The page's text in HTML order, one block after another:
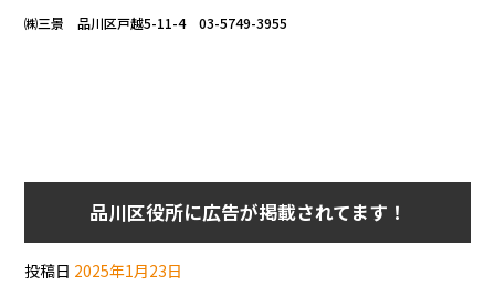
㈱三景 品川区戸越5-11-4 03-5749-3955
品川区役所に広告が掲載されてます！
投稿日 2025年1月23日